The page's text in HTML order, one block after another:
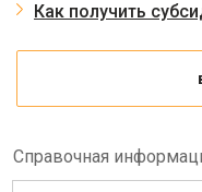
Как получить
Справочная